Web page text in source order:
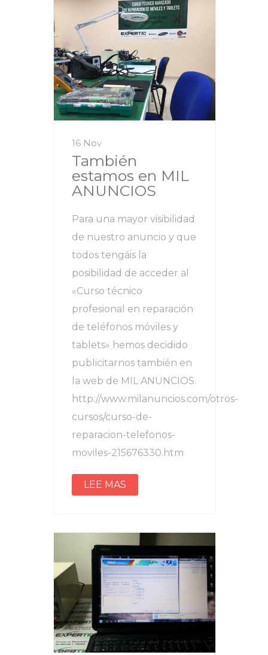
16 Nov
También
estamos en MIL
ANUNCIOS
Para una mayor visibilidad
de nuestro anuncio y que
todos tengáis la
posibilidad de acceder al
«Curso técnico
profesional en reparación
de teléfonos móviles y
tablets» hemos decidido
publicitarnos también en
la web de MIL ANUNCIOS.
http://www.milanuncios.com/otros-
cursos/curso-de-
reparacion-telefonos-
moviles-215676330.htm
LEE MAS